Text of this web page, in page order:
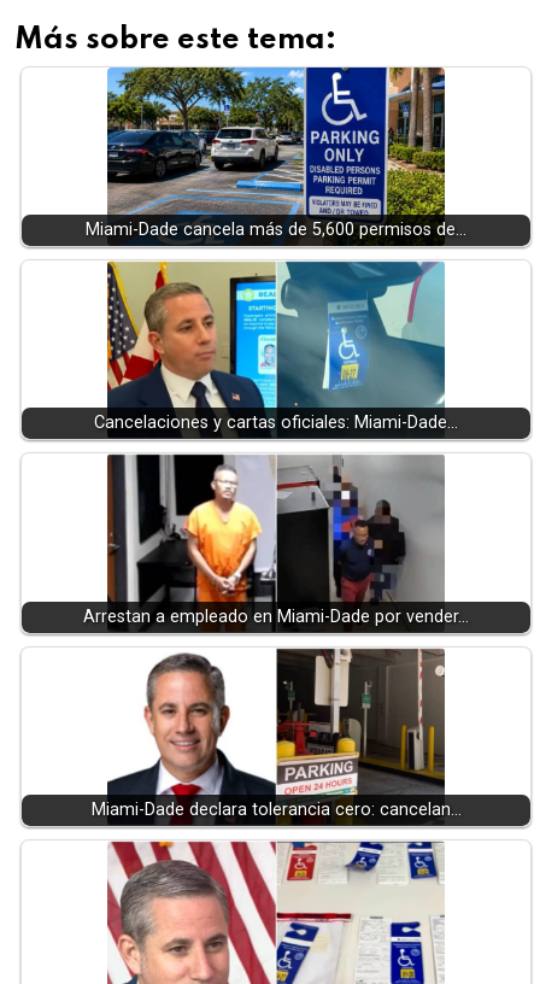
Más sobre este tema:
Miami-Dade cancela más de 5,600 permisos de…
Cancelaciones y cartas oficiales: Miami-Dade…
Arrestan a empleado en Miami-Dade por vender…
Miami-Dade declara tolerancia cero: cancelan…